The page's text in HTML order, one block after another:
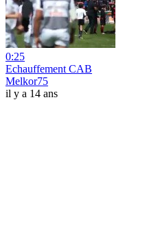
0:25
Echauffement CAB
Melkor75
il y a 14 ans